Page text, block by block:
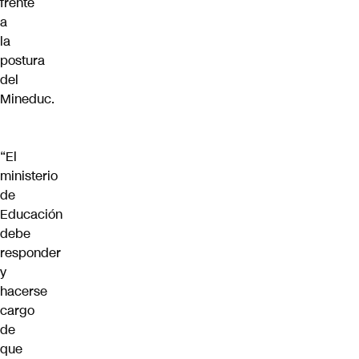
a
la
postura
del
Mineduc.
“El
ministerio
de
Educación
debe
responder
y
hacerse
cargo
de
que